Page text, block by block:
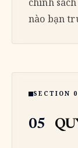
nào bạn
SECTION
05